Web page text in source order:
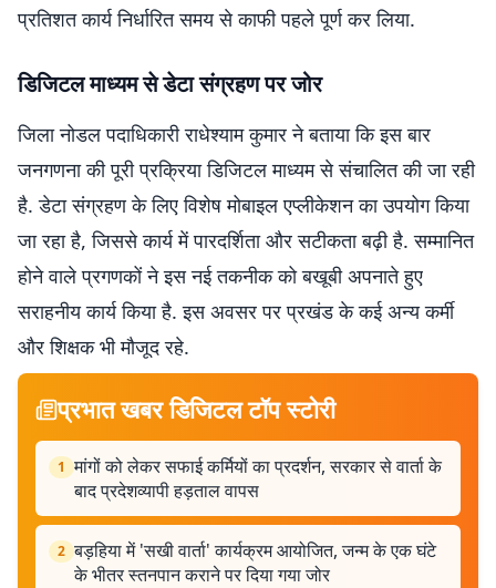
प्रतिशत कार्य निर्धारित समय से काफी पहले पूर्ण कर लिया.
डिजिटल माध्यम से डेटा संग्रहण पर जोर
जिला नोडल पदाधिकारी राधेश्याम कुमार ने बताया कि इस बार
जनगणना की पूरी प्रक्रिया डिजिटल माध्यम से संचालित की जा रही
है. डेटा संग्रहण के लिए विशेष मोबाइल एप्लीकेशन का उपयोग किया
जा रहा है, जिससे कार्य में पारदर्शिता और सटीकता बढ़ी है. सम्मानित
होने वाले प्रगणकों ने इस नई तकनीक को बखूबी अपनाते हुए
सराहनीय कार्य किया है. इस अवसर पर प्रखंड के कई अन्य कर्मी
और शिक्षक भी मौजूद रहे.
प्रभात खबर डिजिटल टॉप स्टोरी
1 मांगों को लेकर सफाई कर्मियों का प्रदर्शन, सरकार से वार्ता के
बाद प्रदेशव्यापी हड़ताल वापस
2 बड़हिया में 'सखी वार्ता' कार्यक्रम आयोजित, जन्म के एक घंटे
के भीतर स्तनपान कराने पर दिया गया जोर